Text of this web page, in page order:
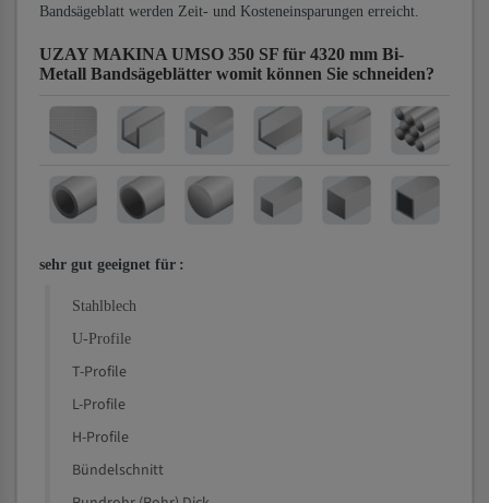
Bandsägeblatt werden Zeit- und Kosteneinsparungen erreicht.
UZAY MAKINA UMSO 350 SF für 4320 mm Bi-
Metall Bandsägeblätter womit können Sie schneiden?
sehr gut geeignet für :
Stahlblech
U-Profile
T-Profile
L-Profile
H-Profile
Bündelschnitt